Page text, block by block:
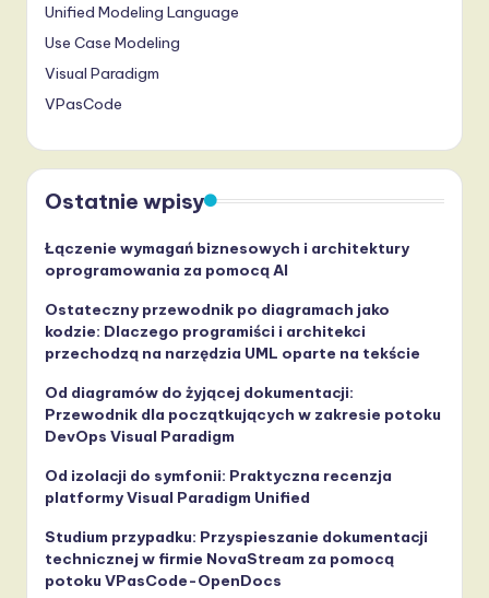
Unified Modeling Language
Use Case Modeling
Visual Paradigm
VPasCode
Ostatnie wpisy
Łączenie wymagań biznesowych i architektury
oprogramowania za pomocą AI
Ostateczny przewodnik po diagramach jako
kodzie: Dlaczego programiści i architekci
przechodzą na narzędzia UML oparte na tekście
Od diagramów do żyjącej dokumentacji:
Przewodnik dla początkujących w zakresie potoku
DevOps Visual Paradigm
Od izolacji do symfonii: Praktyczna recenzja
platformy Visual Paradigm Unified
Studium przypadku: Przyspieszanie dokumentacji
technicznej w firmie NovaStream za pomocą
potoku VPasCode-OpenDocs